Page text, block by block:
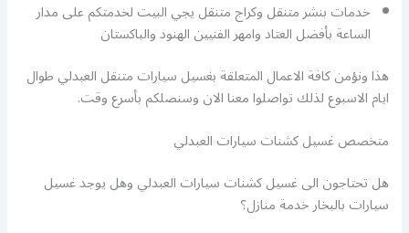
خدمات بنشر متنقل وكراج متنقل يجي البيت لخدمتكم على مدار
الساعة بأفضل العتاد وامهر الفنيين الهنود والباكستان
هذا ونؤمن كافة الاعمال المتعلقة بغسيل سيارات متنقل العبدلي طوال
ايام الاسبوع لذلك تواصلوا معنا الان وسنصلكم بأسرع وقت.
متخصص غسيل كشنات سيارات العبدلي
هل تحتاجون الى غسيل كشنات سيارات العبدلي وهل يوجد غسيل
سيارات بالبخار خدمة منازل؟